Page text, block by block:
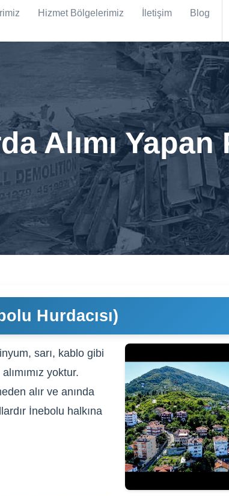
Hizmet Bölgelerimiz İletişim Blog
Alımı Yapan
Hurdacısı)
sarı, kablo gibi
yoktur.
alır ve anında
İnebolu halkına